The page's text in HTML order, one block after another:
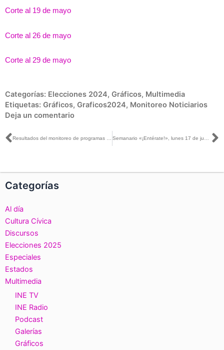
Corte al 19 de mayo
Corte al 26 de mayo
Corte al 29 de mayo
Categorías: Elecciones 2024, Gráficos, Multimedia
Etiquetas: Gráficos, Graficos2024, Monitoreo Noticiarios
Deja un comentario
Ant
Categorías
Al día
Cultura Cívica
Discursos
Elecciones 2025
Especiales
Estados
Multimedia
INE TV
INE Radio
Podcast
Galerías
Gráficos